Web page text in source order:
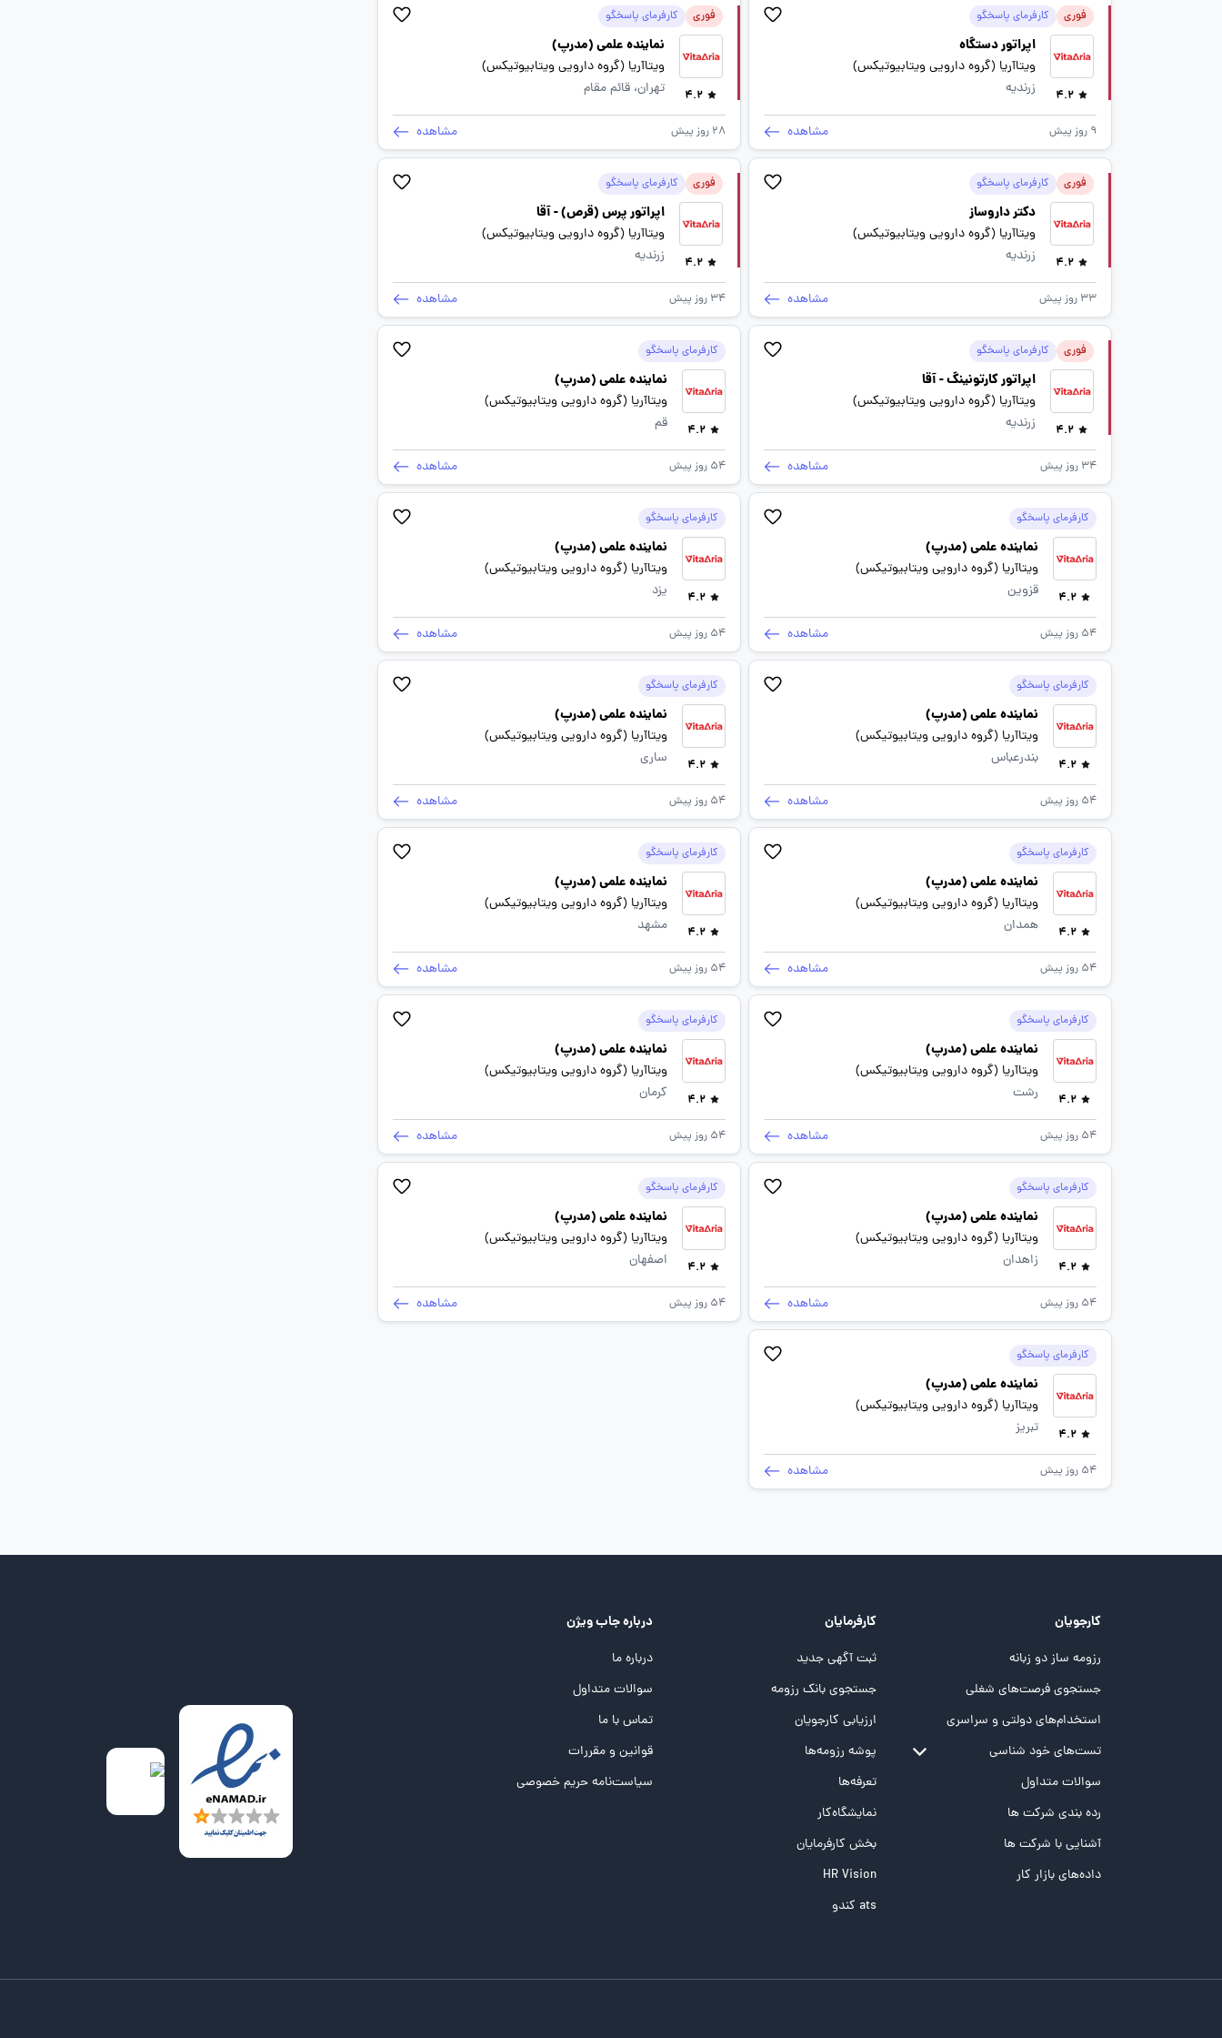
فوری کارفرمای پاسخگو
4.2
اپراتور دستگاه
ویتاآریا (گروه دارویی ویتابیوتیکس)
زرندیه
9 روز پیش مشاهده
فوری کارفرمای پاسخگو
4.2
نماینده علمی (مدرپ)
ویتاآریا (گروه دارویی ویتابیوتیکس)
تهران، قائم مقام
28 روز پیش مشاهده
فوری کارفرمای پاسخگو
4.2
دکتر داروساز
ویتاآریا (گروه دارویی ویتابیوتیکس)
زرندیه
33 روز پیش مشاهده
فوری کارفرمای پاسخگو
4.2
اپراتور پرس (قرص) - آقا
ویتاآریا (گروه دارویی ویتابیوتیکس)
زرندیه
34 روز پیش مشاهده
فوری کارفرمای پاسخگو
4.2
اپراتور کارتونینگ - آقا
ویتاآریا (گروه دارویی ویتابیوتیکس)
زرندیه
34 روز پیش مشاهده
کارفرمای پاسخگو
4.2
نماینده علمی (مدرپ)
ویتاآریا (گروه دارویی ویتابیوتیکس)
قم
54 روز پیش مشاهده
کارفرمای پاسخگو
4.2
نماینده علمی (مدرپ)
ویتاآریا (گروه دارویی ویتابیوتیکس)
قزوین
54 روز پیش مشاهده
کارفرمای پاسخگو
4.2
نماینده علمی (مدرپ)
ویتاآریا (گروه دارویی ویتابیوتیکس)
یزد
54 روز پیش مشاهده
کارفرمای پاسخگو
4.2
نماینده علمی (مدرپ)
ویتاآریا (گروه دارویی ویتابیوتیکس)
بندرعباس
54 روز پیش مشاهده
کارفرمای پاسخگو
4.2
نماینده علمی (مدرپ)
ویتاآریا (گروه دارویی ویتابیوتیکس)
ساری
54 روز پیش مشاهده
کارفرمای پاسخگو
4.2
نماینده علمی (مدرپ)
ویتاآریا (گروه دارویی ویتابیوتیکس)
همدان
54 روز پیش مشاهده
کارفرمای پاسخگو
4.2
نماینده علمی (مدرپ)
ویتاآریا (گروه دارویی ویتابیوتیکس)
مشهد
54 روز پیش مشاهده
کارفرمای پاسخگو
4.2
نماینده علمی (مدرپ)
ویتاآریا (گروه دارویی ویتابیوتیکس)
رشت
54 روز پیش مشاهده
کارفرمای پاسخگو
4.2
نماینده علمی (مدرپ)
ویتاآریا (گروه دارویی ویتابیوتیکس)
کرمان
54 روز پیش مشاهده
کارفرمای پاسخگو
4.2
نماینده علمی (مدرپ)
ویتاآریا (گروه دارویی ویتابیوتیکس)
زاهدان
54 روز پیش مشاهده
کارفرمای پاسخگو
4.2
نماینده علمی (مدرپ)
ویتاآریا (گروه دارویی ویتابیوتیکس)
اصفهان
54 روز پیش مشاهده
کارفرمای پاسخگو
4.2
نماینده علمی (مدرپ)
ویتاآریا (گروه دارویی ویتابیوتیکس)
تبریز
54 روز پیش مشاهده
کارجویان
رزومه ساز دو زبانه
جستجوی فرصت‌های شغلی
استخدام‌های دولتی و سراسری
تست‌های خود شناسی
تست MBTI
تست تیپ سنجی شغلی Holland
تست NEO
تست هوش های چندگانه
سوالات متداول
رده بندی شرکت ها
آشنایی با شرکت ها
داده‌های بازار کار
کارفرمایان
ثبت آگهی جدید
جستجوی بانک رزومه
ارزیابی کارجویان
پوشه‌‌ رزومه‌ها
تعرفه‌ها
نمایشگاه‌کار
بخش کارفرمایان
HR Vision
ats کندو
درباره جاب ویژن
درباره ما
سوالات متداول
تماس با ما
قوانین و مقررات
سیاست‌نامه حریم خصوصی